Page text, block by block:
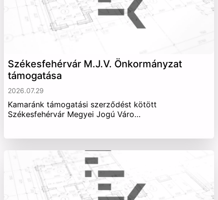
Székesfehérvár M.J.V. Önkormányzat
támogatása
2026.07.29
Kamaránk támogatási szerződést kötött
Székesfehérvár Megyei Jogú Váro…